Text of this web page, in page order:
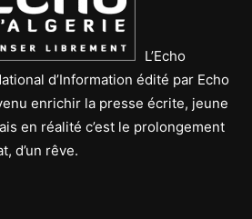
L’Echo
d’Information édité par Echo
enrichir la presse écrite, jeune
en réalité c’est le prolongement
d’un rêve.